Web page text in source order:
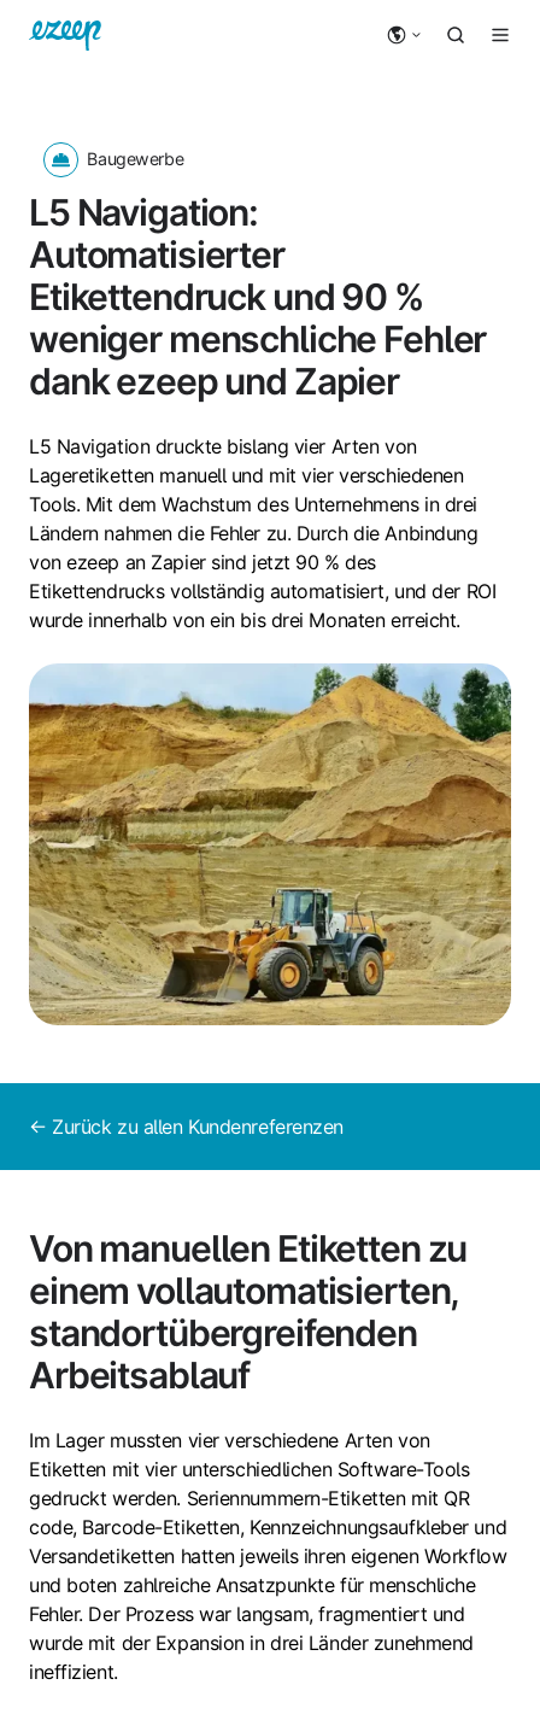
Baugewerbe
L5 Navigation:
Automatisierter
Etikettendruck und 90 %
weniger menschliche Fehler
dank ezeep und Zapier
L5 Navigation druckte bislang vier Arten von
Lageretiketten manuell und mit vier verschiedenen
Tools. Mit dem Wachstum des Unternehmens in drei
Ländern nahmen die Fehler zu. Durch die Anbindung
von ezeep an Zapier sind jetzt 90 % des
Etikettendrucks vollständig automatisiert, und der ROI
wurde innerhalb von ein bis drei Monaten erreicht.
← Zurück zu allen Kundenreferenzen
Von manuellen Etiketten zu
einem vollautomatisierten,
standortübergreifenden
Arbeitsablauf
Im Lager mussten vier verschiedene Arten von
Etiketten mit vier unterschiedlichen Software-Tools
gedruckt werden. Seriennummern-Etiketten mit QR
code, Barcode-Etiketten, Kennzeichnungsaufkleber und
Versandetiketten hatten jeweils ihren eigenen Workflow
und boten zahlreiche Ansatzpunkte für menschliche
Fehler. Der Prozess war langsam, fragmentiert und
wurde mit der Expansion in drei Länder zunehmend
ineffizient.